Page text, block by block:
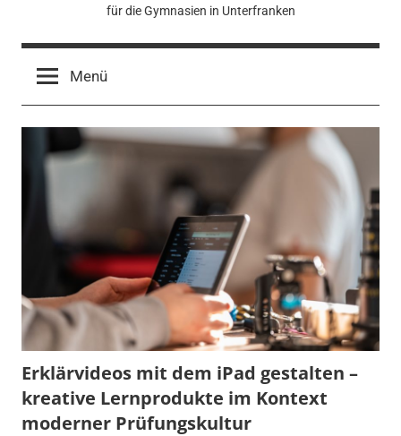
für die Gymnasien in Unterfranken
Menü
Erklärvideos mit dem iPad gestalten –
kreative Lernprodukte im Kontext
moderner Prüfungskultur